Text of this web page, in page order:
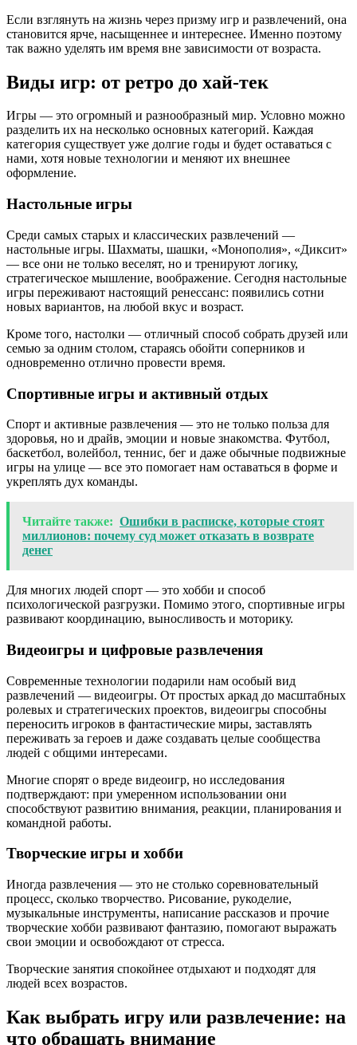
Если взглянуть на жизнь через призму игр и развлечений, она
становится ярче, насыщеннее и интереснее. Именно поэтому
так важно уделять им время вне зависимости от возраста.
Виды игр: от ретро до хай-тек
Игры — это огромный и разнообразный мир. Условно можно
разделить их на несколько основных категорий. Каждая
категория существует уже долгие годы и будет оставаться с
нами, хотя новые технологии и меняют их внешнее
оформление.
Настольные игры
Среди самых старых и классических развлечений —
настольные игры. Шахматы, шашки, «Монополия», «Диксит»
— все они не только веселят, но и тренируют логику,
стратегическое мышление, воображение. Сегодня настольные
игры переживают настоящий ренессанс: появились сотни
новых вариантов, на любой вкус и возраст.
Кроме того, настолки — отличный способ собрать друзей или
семью за одним столом, стараясь обойти соперников и
одновременно отлично провести время.
Спортивные игры и активный отдых
Спорт и активные развлечения — это не только польза для
здоровья, но и драйв, эмоции и новые знакомства. Футбол,
баскетбол, волейбол, теннис, бег и даже обычные подвижные
игры на улице — все это помогает нам оставаться в форме и
укреплять дух команды.
Читайте также: Ошибки в расписке, которые стоят
миллионов: почему суд может отказать в возврате
денег
Для многих людей спорт — это хобби и способ
психологической разгрузки. Помимо этого, спортивные игры
развивают координацию, выносливость и моторику.
Видеоигры и цифровые развлечения
Современные технологии подарили нам особый вид
развлечений — видеоигры. От простых аркад до масштабных
ролевых и стратегических проектов, видеоигры способны
переносить игроков в фантастические миры, заставлять
переживать за героев и даже создавать целые сообщества
людей с общими интересами.
Многие спорят о вреде видеоигр, но исследования
подтверждают: при умеренном использовании они
способствуют развитию внимания, реакции, планирования и
командной работы.
Творческие игры и хобби
Иногда развлечения — это не столько соревновательный
процесс, сколько творчество. Рисование, рукоделие,
музыкальные инструменты, написание рассказов и прочие
творческие хобби развивают фантазию, помогают выражать
свои эмоции и освобождают от стресса.
Творческие занятия спокойнее отдыхают и подходят для
людей всех возрастов.
Как выбрать игру или развлечение: на
что обращать внимание